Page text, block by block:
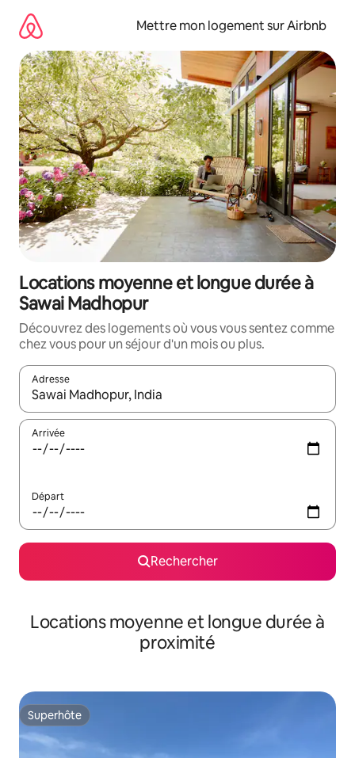
directement
contenu
Mettre mon logement sur Airbnb
Locations moyenne et longue durée à
Sawai Madhopur
Découvrez des logements où vous vous sentez comme
chez vous pour un séjour d'un mois ou plus.
Adresse
Lorsque les résultats s'affichent, utilisez les flèches vers le
Arrivée
Départ
Rechercher
Locations moyenne et longue durée à
proximité
Superhôte
Superhôte